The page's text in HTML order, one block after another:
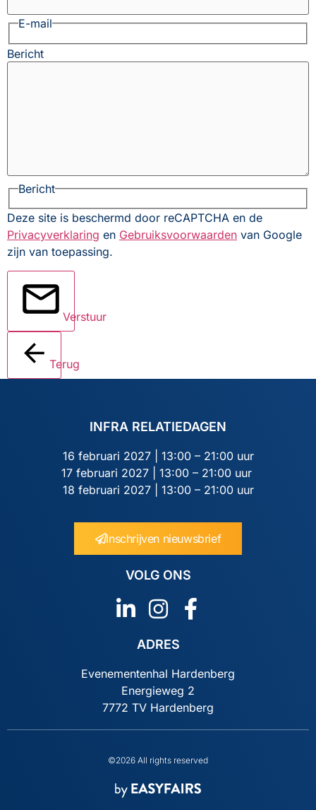
E-mail
Bericht
Bericht
Deze site is beschermd door reCAPTCHA en de
Privacyverklaring en Gebruiksvoorwaarden van Google
zijn van toepassing.
Verstuur
Terug
INFRA RELATIEDAGEN
16 februari 2027 | 13:00 – 21:00 uur
17 februari 2027 | 13:00 – 21:00 uur
18 februari 2027 | 13:00 – 21:00 uur
Inschrijven nieuwsbrief
VOLG ONS
ADRES
Evenementenhal Hardenberg
Energieweg 2
7772 TV Hardenberg
©2026 All rights reserved